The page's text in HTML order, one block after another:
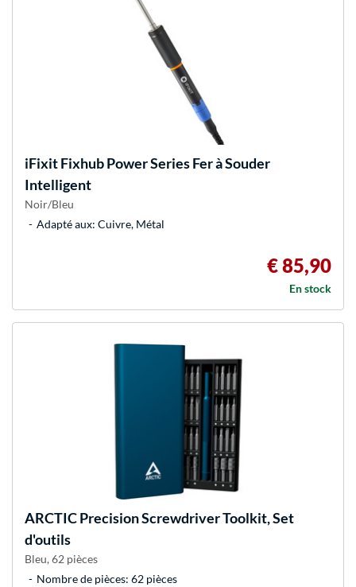
iFixitFixhub Power Series Fer à Souder
Intelligent
Noir/Bleu
Adapté aux: Cuivre, Métal
€ 85,90
En stock
ARCTICPrecision Screwdriver Toolkit, Set
d'outils
Bleu, 62 pièces
Nombre de pièces: 62 pièces